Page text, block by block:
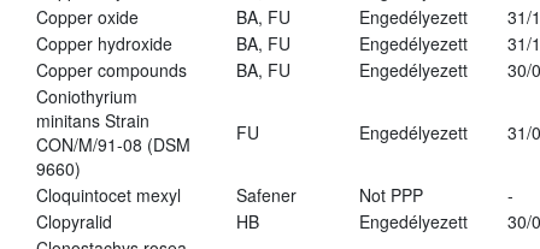
Copper oxide
BA, FU Engedélyezett
31/
Copper hydroxide
BA, FU Engedélyezett
31/
Copper compounds
BA, FU Engedélyezett
30/
Coniothyrium
minitans Strain
CON/M/91-08 (DSM
9660)
FU Engedélyezett 31/
Cloquintocet mexyl Safener Not PPP
-
Clopyralid
HB Engedélyezett
30/